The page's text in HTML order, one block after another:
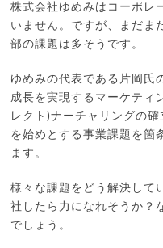
株式会社ゆめみはコーポレ
いません。ですが、まだま
部の課題は多そうです。
ゆめみの代表である片岡氏
成長を実現するマーケティ
レクト)ナーチャリングの
を始めとする事業課題を箇
ます。
様々な課題をどう解決して
社したら力になれそうか？
でしょう。